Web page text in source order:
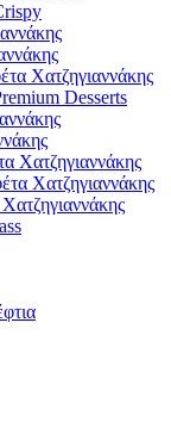
Χατζηγιαννάκης
Desserts
Χατζηγιαννάκης
Χατζηγιαννάκης